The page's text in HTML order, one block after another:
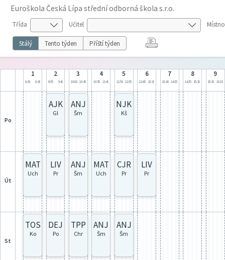
Euroškola Česká Lípa střední odborná škola s.r.o.
Třída Učitel
Stálý Tento týden Příští týden
1
8:00 8:45
2
8:55 9:40
3
10:00 10:45
4
10:55 11:40
5
11:50 12:35
6
12:45 13:30
7
13:40 14:25
8
14:35 15:20
9
15:30 16:15
po
AJK
Gl
ANJ
Šm
NJK
Kš
út
MAT
Uch
LIV
Pr
ANJ
Šm
MAT
Uch
CJR
Pr
LIV
Pr
st
TOS
Ko
DEJ
Po
TPP
Chr
ANJ
Šm
ANJ
Šm